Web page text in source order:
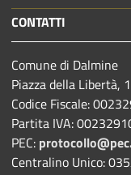
CONTATTI
Comune di Dalmine
Piazza della Libertà,
Codice Fiscale:
Partita IVA:
PEC:
Centralino Unico: